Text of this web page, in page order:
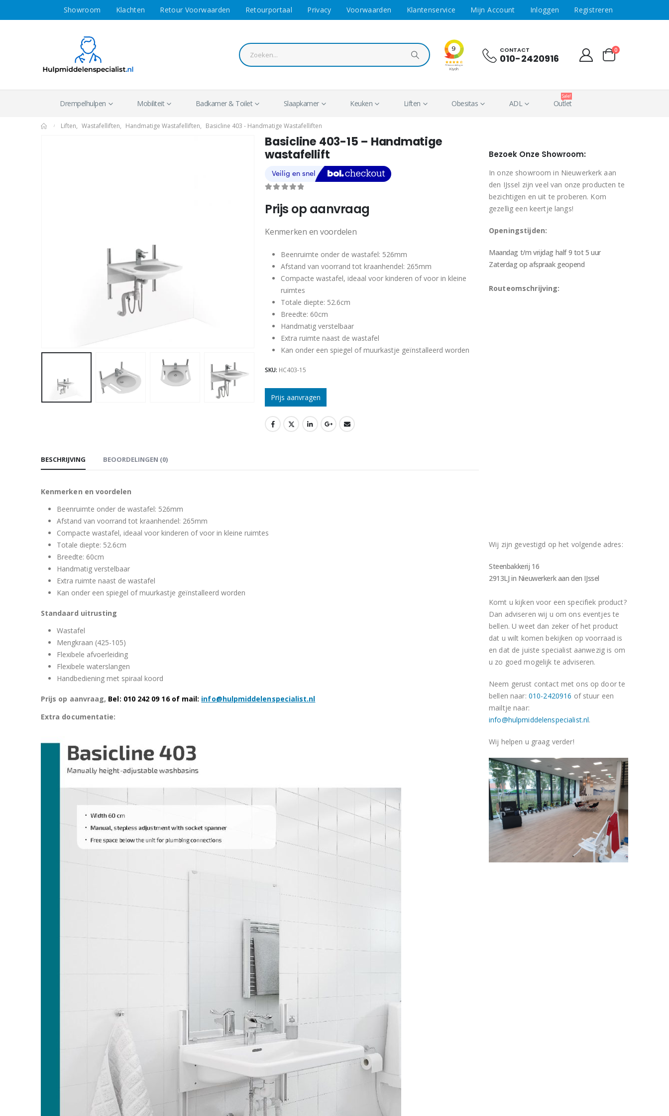
Showroom Klachten Retour Voorwaarden Retourportaal Privacy Voorwaarden Klantenservice Mijn Account Inloggen Registreren
CONTACT
010-2420916
0
Drempelhulpen Mobiliteit Badkamer & Toilet Slaapkamer Keuken Liften Obesitas ADL Outlet
Sale!
Liften, Wastafelliften, Handmatige Wastafelliften, Basicline 403 - Handmatige Wastafelliften
Basicline 403-15 – Handmatige
wastafellift
Prijs op aanvraag
Kenmerken en voordelen
Beenruimte onder de wastafel: 526mm
Afstand van voorrand tot kraanhendel: 265mm
Compacte wastafel, ideaal voor kinderen of voor in kleine
ruimtes
Totale diepte: 52.6cm
Breedte: 60cm
Handmatig verstelbaar
Extra ruimte naast de wastafel
Kan onder een spiegel of muurkastje geïnstalleerd worden
SKU: HC403-15
Prijs aanvragen
BESCHRIJVING BEOORDELINGEN (0)
Kenmerken en voordelen
Beenruimte onder de wastafel: 526mm
Afstand van voorrand tot kraanhendel: 265mm
Compacte wastafel, ideaal voor kinderen of voor in kleine ruimtes
Totale diepte: 52.6cm
Breedte: 60cm
Handmatig verstelbaar
Extra ruimte naast de wastafel
Kan onder een spiegel of muurkastje geïnstalleerd worden
Standaard uitrusting
Wastafel
Mengkraan (425-105)
Flexibele afvoerleiding
Flexibele waterslangen
Handbediening met spiraal koord
Prijs op aanvraag, Bel: 010 242 09 16 of mail: info@hulpmiddelenspecialist.nl
Extra documentatie:
Bezoek Onze Showroom:
In onze showroom in Nieuwerkerk aan
den IJssel zijn veel van onze producten te
bezichtigen en uit te proberen. Kom
gezellig een keertje langs!
Openingstijden:
Maandag t/m vrijdag half 9 tot 5 uur
Zaterdag op afspraak geopend
Routeomschrijving:
Wij zijn gevestigd op het volgende adres:
Steenbakkerij 16
2913LJ in Nieuwerkerk aan den IJssel
Komt u kijken voor een specifiek product?
Dan adviseren wij u om ons eventjes te
bellen. U weet dan zeker of het product
dat u wilt komen bekijken op voorraad is
en dat de juiste specialist aanwezig is om
u zo goed mogelijk te adviseren.
Neem gerust contact met ons op door te
bellen naar: 010-2420916 of stuur een
mailtje naar:
info@hulpmiddelenspecialist.nl.
Wij helpen u graag verder!